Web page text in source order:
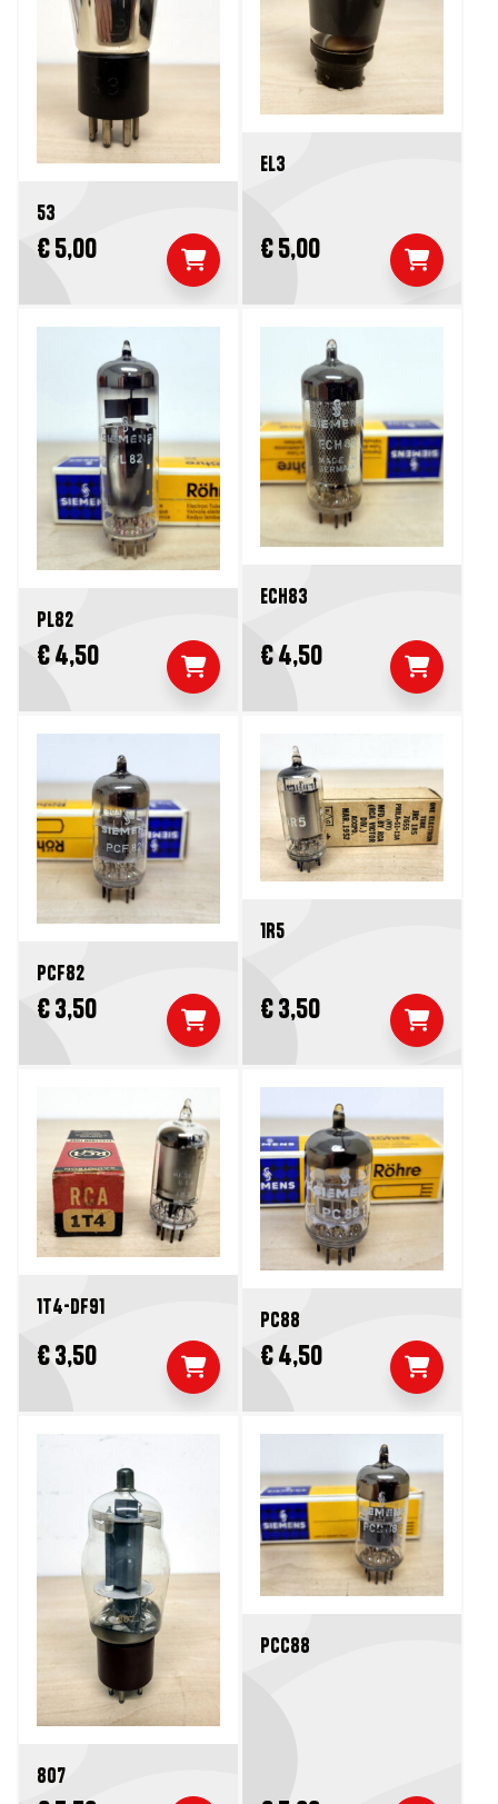
53
€ 5,00
EL3
€ 5,00
PL82
€ 4,50
ECH83
€ 4,50
PCF82
€ 3,50
1R5
€ 3,50
1T4-DF91
€ 3,50
PC88
€ 4,50
807
PCC88